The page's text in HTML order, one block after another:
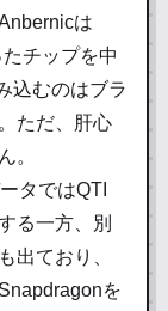
は
チップを中
込むのはブラ
ただ、肝心
。
タではQTI
る一方、別
出ており、
を